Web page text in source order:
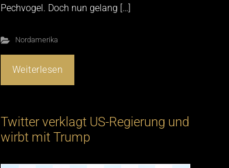
Pechvogel. Doch nun gelang […]
Nordamerika
Weiterlesen
Twitter verklagt US-Regierung und
wirbt mit Trump